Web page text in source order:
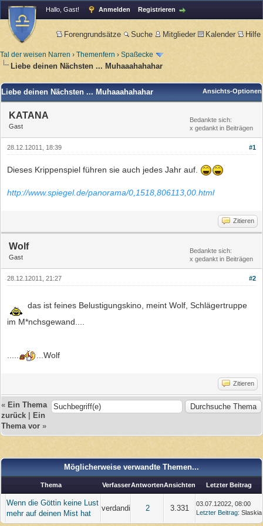
Hallo, Gast! Anmelden Registrieren
Forengrundsätze Suche Mitglieder Kalender Hilfe
Tal der weisen Narren › Themenfern › Spaßecke
Liebe deinen Nächsten ... Muhaaahahahar
Ansichts-Optionen
Liebe deinen Nächsten ... Muhaaahahahar
KATANA
Gast
Bedankte sich:
x gedankt in Beiträgen
#1
28.12.12011, 18:39
Dieses Krippenspiel führen sie auch jedes Jahr auf.
http://www.spiegel.de/panorama/0,1518,806113,00.html
Zitieren
Wolf
Gast
Bedankte sich:
x gedankt in Beiträgen
#2
28.12.12011, 21:27
das ist feines Belustigungskino, meint Wolf, Schlägertruppe
im M*nchsgewand....
...Wolf
Zitieren
« Ein Thema
zurück
Ein
Thema vor »
Möglicherweise verwandte Themen...
Thema VerfasserAntwortenAnsichten Letzter Beitrag
Wenn die Göttin keine Lust
mehr auf deinen Mist hat
verdandi 2 3.331
03.07.12022, 08:00
Letzter Beitrag: Slaskia